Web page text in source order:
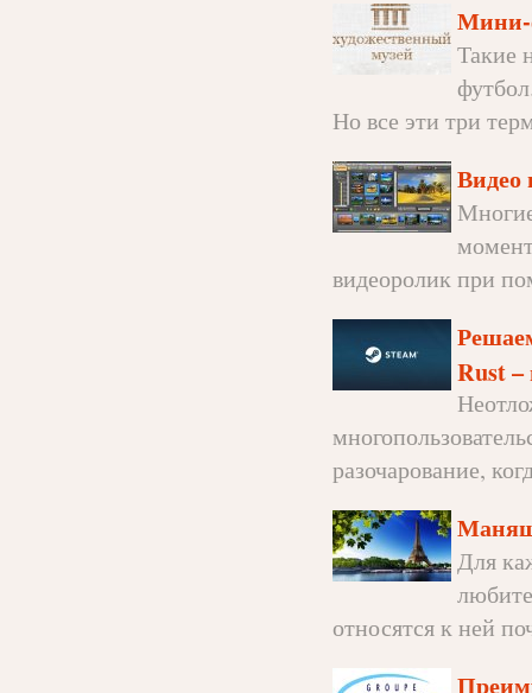
Мини-
Такие
Но все эти три
Видео
видеоролик при
Rust –
разочарование,
Для
относятся к ней